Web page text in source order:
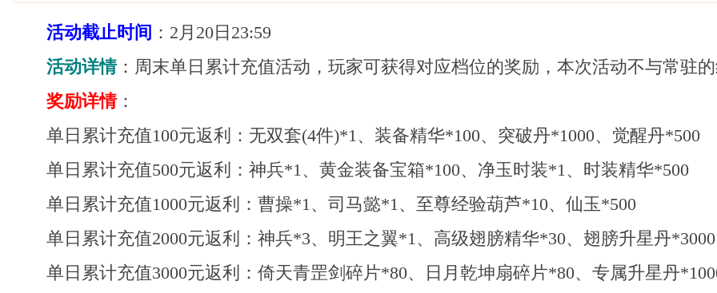
活动截止时间
：2月20日23:59
活动详情：周末单日累计充值活动，玩家可获得对应档位的奖励，本次活动不与常驻
奖励详情：
单日累计充值100元返利：无双套(4件)*1、装备精华*100、突破丹*1000、觉醒丹*500
单日累计充值500元返利：神兵*1、黄金装备宝箱*100、净玉时装*1、时装精华*500
单日累计充值1000元返利：曹操*1、司马懿*1、至尊经验葫芦*10、仙玉*500
单日累计充值2000元返利：神兵*3、明王之翼*1、高级翅膀精华*30、翅膀升星丹*3000
单日累计充值3000元返利：倚天青罡剑碎片*80、日月乾坤扇碎片*80、专属升星丹